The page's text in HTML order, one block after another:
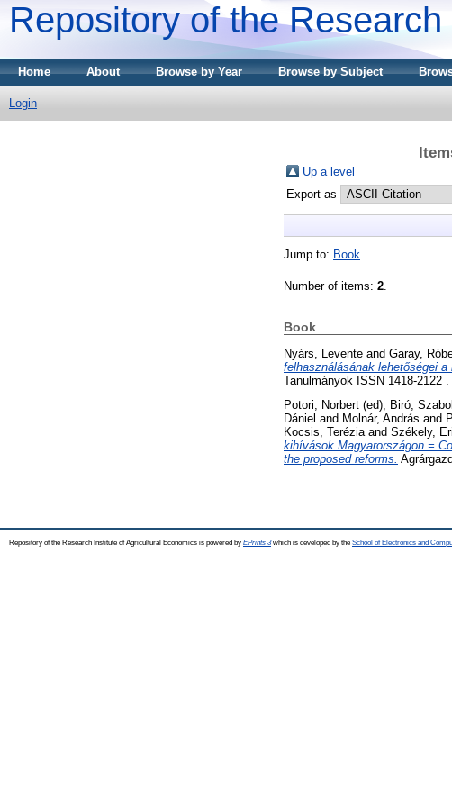
Repository of the
Home About Browse by Year Browse by Subject
Login
Up a level
Export as
Jump to: Book
Number of items: 2
Book
Nyárs, Levente and Garay,
felhasználásának lehetőségei
Tanulmányok ISSN 1418-2122
Potori, Norbert (ed); Biró,
Dániel and Molnár, András and
Kocsis, Teréziaand Székely,
kihívások Magyarországon =
the proposed reforms.
Repository of the Research Institute of Agricultural Economics is powered by EPrints 3which is developed by the School of Electronics and